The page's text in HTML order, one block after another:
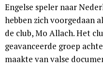
Engelse speler naar
hebben zich voorgedaan
de club, Mo Allach. Het
geavanceerde groep
maakte van valse